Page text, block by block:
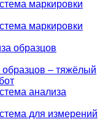
маркировки
маркировки
образцов
– тяжёлый
анализа
для измерений